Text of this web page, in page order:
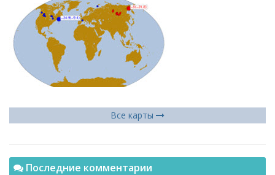
Все карты
Последние комментарии